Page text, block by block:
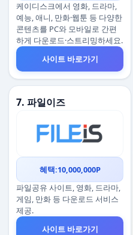
케이디스크에서 영화, 드라마,
예능, 애니, 만화·웹툰 등 다양한
콘텐츠를 PC와 모바일로 간편
하게 다운로드·스트리밍하세요.
사이트 바로가기
7. 파일이즈
혜택:10,000,000P
파일공유 사이트, 영화, 드라마,
게임, 만화 등 다운로드 서비스
제공.
사이트 바로가기